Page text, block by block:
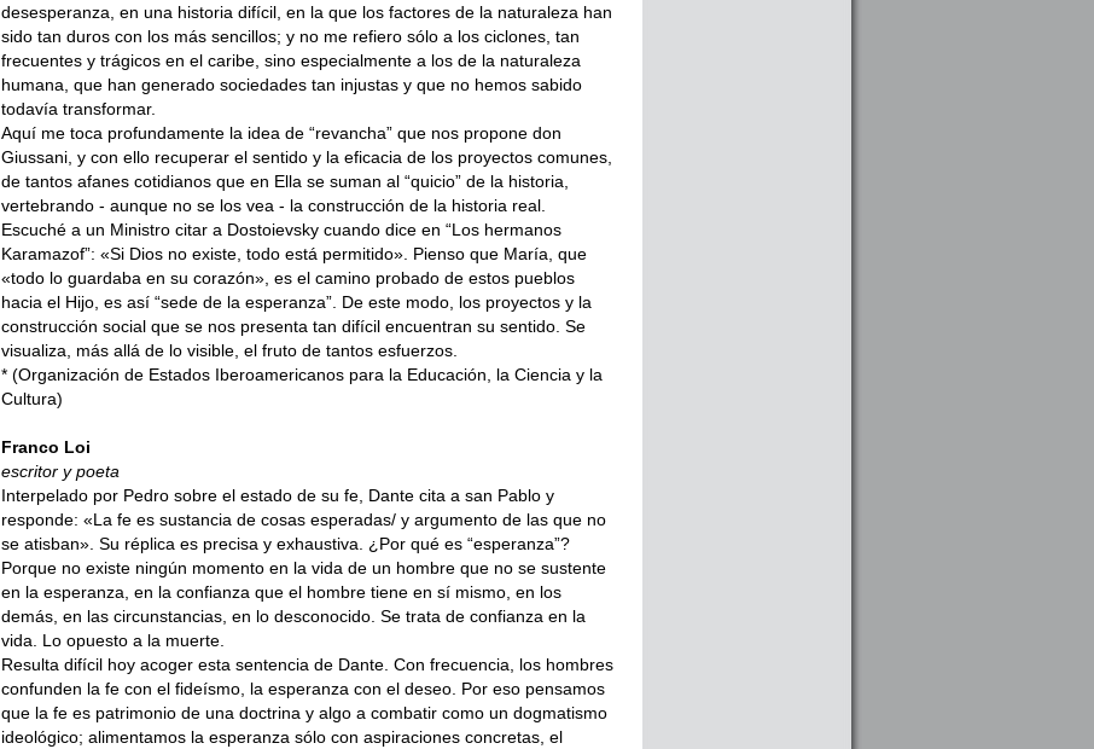
desesperanza, en una historia difícil, en la que los factores de la naturaleza han
sido tan duros con los más sencillos; y no me refiero sólo a los ciclones, tan
frecuentes y trágicos en el caribe, sino especialmente a los de la naturaleza
humana, que han generado sociedades tan injustas y que no hemos sabido
todavía transformar.
Aquí me toca profundamente la idea de “revancha” que nos propone don
Giussani, y con ello recuperar el sentido y la eficacia de los proyectos comunes,
de tantos afanes cotidianos que en Ella se suman al “quicio” de la historia,
vertebrando - aunque no se los vea - la construcción de la historia real.
Escuché a un Ministro citar a Dostoievsky cuando dice en “Los hermanos
Karamazof”: «Si Dios no existe, todo está permitido». Pienso que María, que
«todo lo guardaba en su corazón», es el camino probado de estos pueblos
hacia el Hijo, es así “sede de la esperanza”. De este modo, los proyectos y la
construcción social que se nos presenta tan difícil encuentran su sentido. Se
visualiza, más allá de lo visible, el fruto de tantos esfuerzos.
* (Organización de Estados Iberoamericanos para la Educación, la Ciencia y la
Cultura)
Franco Loi
escritor y poeta
Interpelado por Pedro sobre el estado de su fe, Dante cita a san Pablo y
responde: «La fe es sustancia de cosas esperadas/ y argumento de las que no
se atisban». Su réplica es precisa y exhaustiva. ¿Por qué es “esperanza”?
Porque no existe ningún momento en la vida de un hombre que no se sustente
en la esperanza, en la confianza que el hombre tiene en sí mismo, en los
demás, en las circunstancias, en lo desconocido. Se trata de confianza en la
vida. Lo opuesto a la muerte.
Resulta difícil hoy acoger esta sentencia de Dante. Con frecuencia, los hombres
confunden la fe con el fideísmo, la esperanza con el deseo. Por eso pensamos
que la fe es patrimonio de una doctrina y algo a combatir como un dogmatismo
ideológico; alimentamos la esperanza sólo con aspiraciones concretas, el